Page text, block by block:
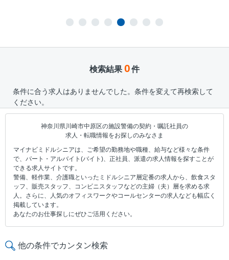
検索結果 0件
条件に合う求人はありませんでした。条件を変えて再検索して
ください。
神奈川県川崎市中原区の施設警備の契約・嘱託社員の
求人・転職情報をお探しのみなさま
マイナビミドルシニアは、ご希望の勤務地や職種、給与など様々な条件
で、パート・アルバイト(バイト)、正社員、派遣の求人情報を探すことが
できる求人サイトです。
警備、軽作業、介護職といったミドルシニア層定番の求人から、飲食スタ
ッフ、販売スタッフ、コンビニスタッフなどの主婦（夫）層を求める求
人。さらに、人気のオフィスワークやコールセンターの求人なども幅広く
掲載しています。
あなたのお仕事探しにぜひご活用ください。
他の条件でカンタン検索